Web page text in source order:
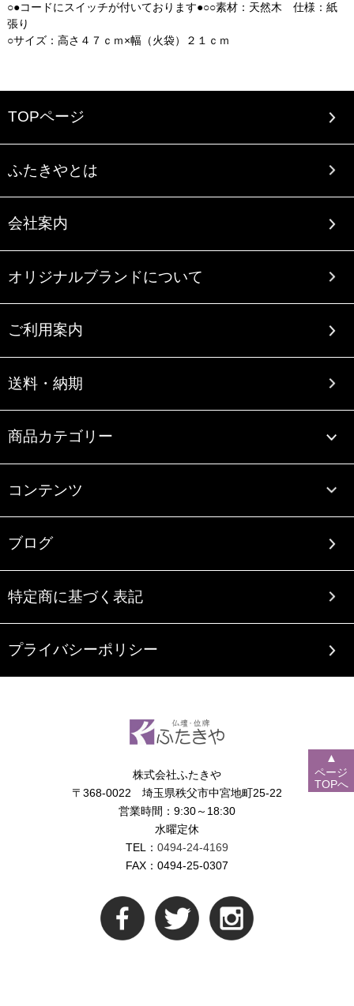
○●コードにスイッチが付いております●○○素材：天然木 仕様：紙
張り
○サイズ：高さ４７ｃｍ×幅（火袋）２１ｃｍ
TOPページ
ふたきやとは
会社案内
オリジナルブランドについて
ご利用案内
送料・納期
商品カテゴリー
コンテンツ
ブログ
特定商に基づく表記
プライバシーポリシー
株式会社ふたきや
〒368-0022 埼玉県秩父市中宮地町25-22
営業時間：9:30～18:30
水曜定休
TEL： 0494-24-4169
FAX：0494-25-0307
▲
ページ
TOPへ